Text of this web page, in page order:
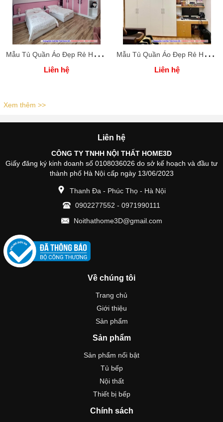
M
ẫu Tủ Quần Áo Đẹp Rẻ Home 3D
Liên hệ
M
ẫu Tủ Quần Áo Đẹp Rẻ Home 3D
Liên hệ
Xem thêm >>
Liên hệ
CÔNG TY TNHH NỘI THẤT HOME3D
Giấy đăng ký kinh doanh số 0108036026 do sở kế hoạch và đầu tư
thành phố Hà Nội cấp ngày 13/06/2023
Thanh Đa - Phúc Thọ - Hà Nội
0902277552 - 0971990111
Noithathome3D@gmail.com
Về chúng tôi
Trang chủ
Giới thiệu
Sản phẩm
Sản phẩm
Sản phẩm nổi bật
Tủ bếp
Nội thất
Thiết bị bếp
Chính sách